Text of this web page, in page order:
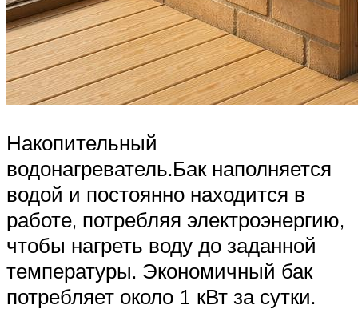
Накопительный
водонагреватель.Бак наполняется
водой и постоянно находится в
работе, потребляя электроэнергию,
чтобы нагреть воду до заданной
температуры. Экономичный бак
потребляет около 1 кВт за сутки.